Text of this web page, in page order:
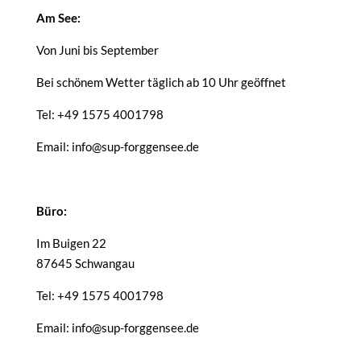
Am See:
Von Juni bis September
Bei schönem Wetter täglich ab 10 Uhr geöffnet
Tel: +49 1575 4001798
Email: info@sup-forggensee.de
Büro:
Im Buigen 22
87645 Schwangau
Tel: +49 1575 4001798
Email: info@sup-forggensee.de